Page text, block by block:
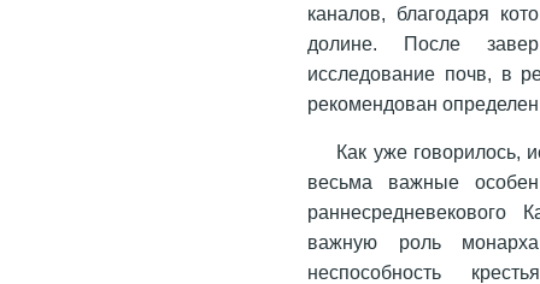
каналов, благодаря
долине. После
исследование почв, в
рекомендован
Как уже говорилось,
весьма важные
раннесредневекового
важную роль монарха
неспособность